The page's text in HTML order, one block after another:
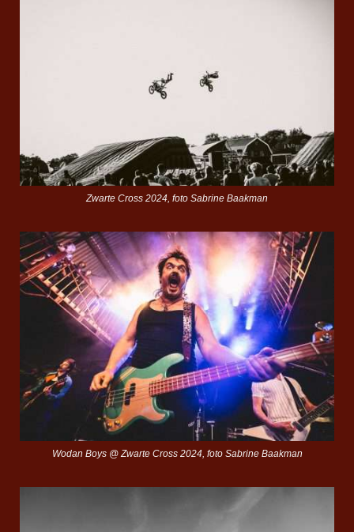
Zwarte Cross 2024, foto Sabrine Baakman
Wodan Boys @ Zwarte Cross 2024, foto Sabrine Baakman